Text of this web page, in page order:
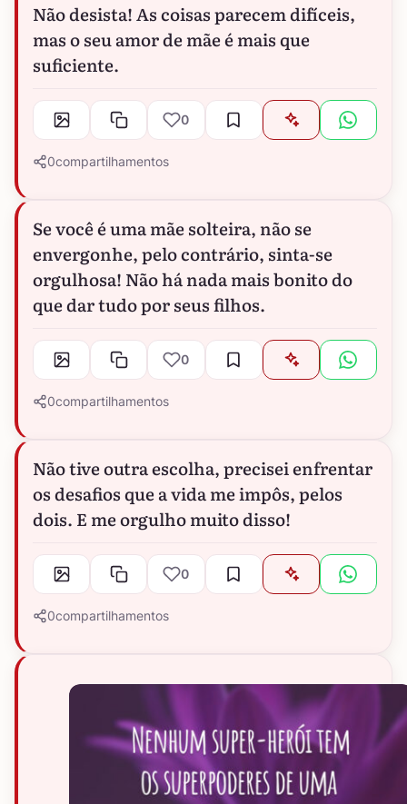
Não desista! As coisas parecem difíceis,
mas o seu amor de mãe é mais que
suficiente.
0
0compartilhamentos
Se você é uma mãe solteira, não se
envergonhe, pelo contrário, sinta-se
orgulhosa! Não há nada mais bonito do
que dar tudo por seus filhos.
0
0compartilhamentos
Não tive outra escolha, precisei enfrentar
os desafios que a vida me impôs, pelos
dois. E me orgulho muito disso!
0
0compartilhamentos